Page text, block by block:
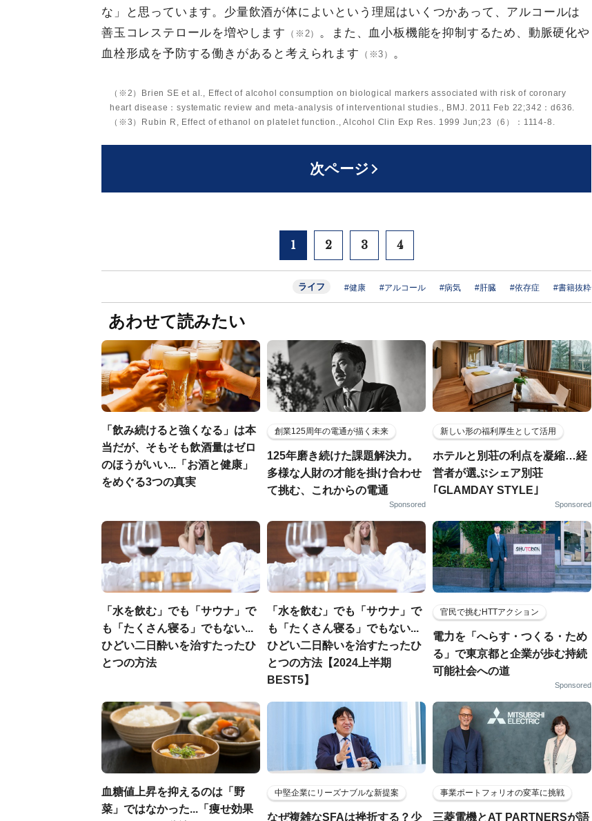
な」と思っています。少量飲酒が体によいという理屈はいくつかあって、アルコールは
善玉コレステロールを増やします
（※2） 。また、血小板機能を抑制するため、動脈硬化や
血栓形成を予防する働きがあると考えられます
（※3） 。
（※2）Brien SE et al., Effect of alcohol consumption on biological markers associated with risk of coronary
heart disease：systematic review and meta-analysis of interventional studies., BMJ. 2011 Feb 22;342：d636.
（※3）Rubin R, Effect of ethanol on platelet function., Alcohol Clin Exp Res. 1999 Jun;23（6）：1114-8.
次ページ
1 2 3 4
ライフ #健康 #アルコール #病気 #肝臓 #依存症 #書籍抜粋
あわせて読みたい
「飲み続けると強くなる」は本
当だが、そもそも飲酒量はゼロ
のほうがいい...「お酒と健康」
をめぐる3つの真実
創業125周年の電通が描く未来
125年磨き続けた課題解決力。
多様な人財の才能を掛け合わせ
て挑む、これからの電通
Sponsored
新しい形の福利厚生として活用
ホテルと別荘の利点を凝縮…経
営者が選ぶシェア別荘
｢GLAMDAY STYLE｣
Sponsored
「水を飲む」でも「サウナ」で
も「たくさん寝る」でもない...
ひどい二日酔いを治すたったひ
とつの方法
「水を飲む」でも「サウナ」で
も「たくさん寝る」でもない...
ひどい二日酔いを治すたったひ
とつの方法【2024上半期
BEST5】
官民で挑むHTTアクション
電力を「へらす・つくる・ため
る」で東京都と企業が歩む持続
可能社会への道
Sponsored
血糖値上昇を抑えるのは「野
菜」ではなかった...「痩せ効果
中堅企業にリーズナブルな新提案
なぜ複雑なSFAは挫折する？少
事業ポートフォリオの変革に挑戦
三菱電機とAT PARTNERSが語